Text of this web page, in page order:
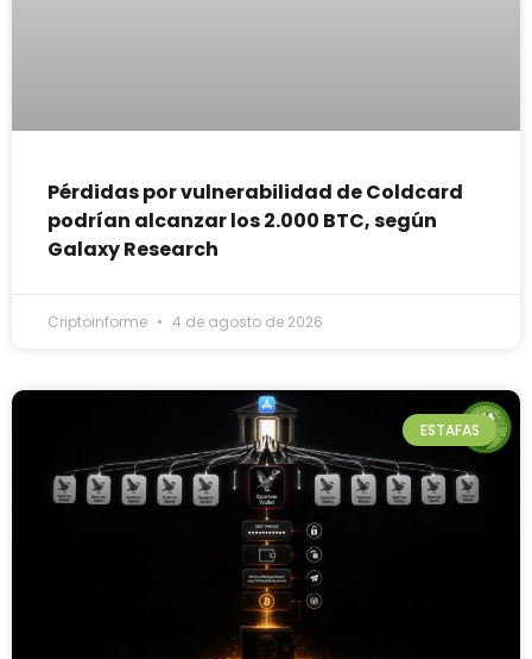
Pérdidas por vulnerabilidad de Coldcard
podrían alcanzar los 2.000 BTC, según
Galaxy Research
Criptoinforme 4 de agosto de 2026
ESTAFAS